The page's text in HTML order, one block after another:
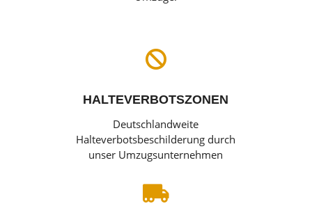

HALTEVERBOTSZONEN
Deutschlandweite
Halteverbotsbeschilderung durch
unser Umzugsunternehmen
